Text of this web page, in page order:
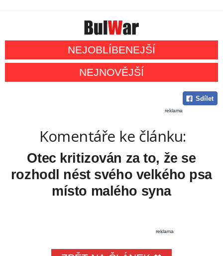
NEJOBLÍBENEJŠÍ
NEJNOVĚJŠÍ
Sdílet
reklama
Komentáře ke článku:
Otec kritizován za to, že se
rozhodl nést svého velkého psa
místo malého syna
reklama